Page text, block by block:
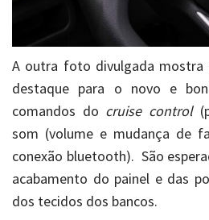
A outra foto divulgada mostra
destaque para o novo e
comandos do cruise control
som (volume e mudança de
conexão bluetooth). São
acabamento do painel e das
dos tecidos dos bancos.